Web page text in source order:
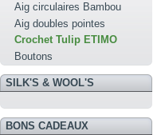
Aig circulaires Bambou
Aig doubles pointes
Crochet Tulip ETIMO
Boutons
SILK'S & WOOL'S
BONS CADEAUX